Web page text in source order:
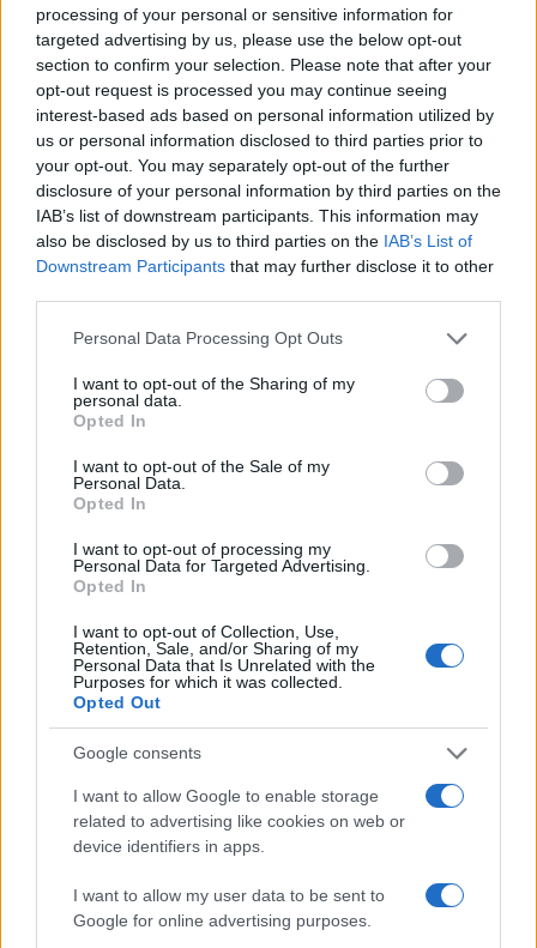
processing of your personal or sensitive information for
targeted advertising by us, please use the below opt-out
section to confirm your selection. Please note that after your
opt-out request is processed you may continue seeing
interest-based ads based on personal information utilized by
us or personal information disclosed to third parties prior to
your opt-out. You may separately opt-out of the further
disclosure of your personal information by third parties on the
IAB’s list of downstream participants. This information may
also be disclosed by us to third parties on the IAB’s List of
Downstream Participants that may further disclose it to other
Please note that this website/app uses one or more Google
not limited to your visit or usage behaviour. You may click to
grant or deny consent to Google and its third-party tags to
use your data for below specified purposes in below Google
consent section.
Personal Data Processing Opt Outs
I want to opt-out of the Sharing of my
personal data.
Opted In
I want to opt-out of the Sale of my
Personal Data.
Opted In
I want to opt-out of processing my
Personal Data for Targeted Advertising.
Opted In
I want to opt-out of Collection, Use,
Retention, Sale, and/or Sharing of my
Personal Data that Is Unrelated with the
Purposes for which it was collected.
Opted Out
Google consents
I want to allow Google to enable storage
related to advertising like cookies on web or
device identifiers in apps.
I want to allow my user data to be sent to
Google for online advertising purposes.
Continua a leggere
Codice della strada 2026: tutte le modifiche in
discussione
Sofia Ricci · 8 Ago 2026
BREAKING NEWS